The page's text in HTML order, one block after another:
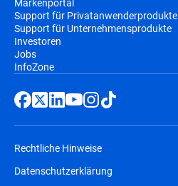
Support für Privatanwenderprodukte
Support für Unternehmensprodukte
Investoren
Jobs
InfoZone
Rechtliche Hinweise
Datenschutzerklärung